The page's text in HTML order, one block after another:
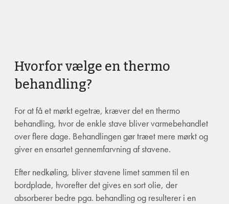
Hvorfor vælge en thermo
behandling?
For at få et mørkt egetræ, kræver det en thermo
behandling, hvor de enkle stave bliver varmebehandlet
over flere dage. Behandlingen gør træet mere mørkt og
giver en ensartet gennemfarvning af stavene.
Efter nedkøling, bliver stavene limet sammen til en
bordplade, hvorefter det gives en sort olie, der
absorberer bedre pga. behandling og resulterer i en